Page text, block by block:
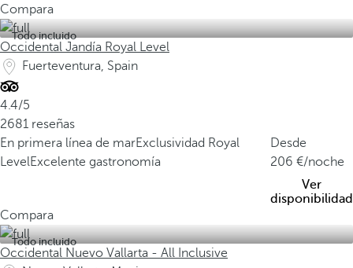
Compara
Todo incluido
Occidental Jandía Royal Level
Fuerteventura, Spain
4.4/5
2681 reseñas
En primera línea de marExclusividad Royal
LevelExcelente gastronomía
Desde
206
/noche
Ver
disponibilidad
Compara
Todo incluido
Occidental Nuevo Vallarta - All Inclusive